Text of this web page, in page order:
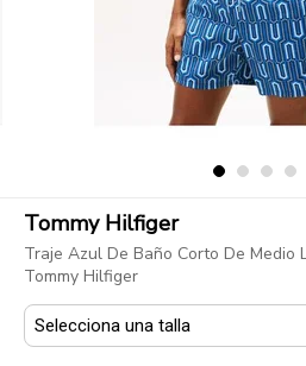
Tommy Hilfiger
Traje Azul De Baño Corto De Medio
Tommy Hilfiger